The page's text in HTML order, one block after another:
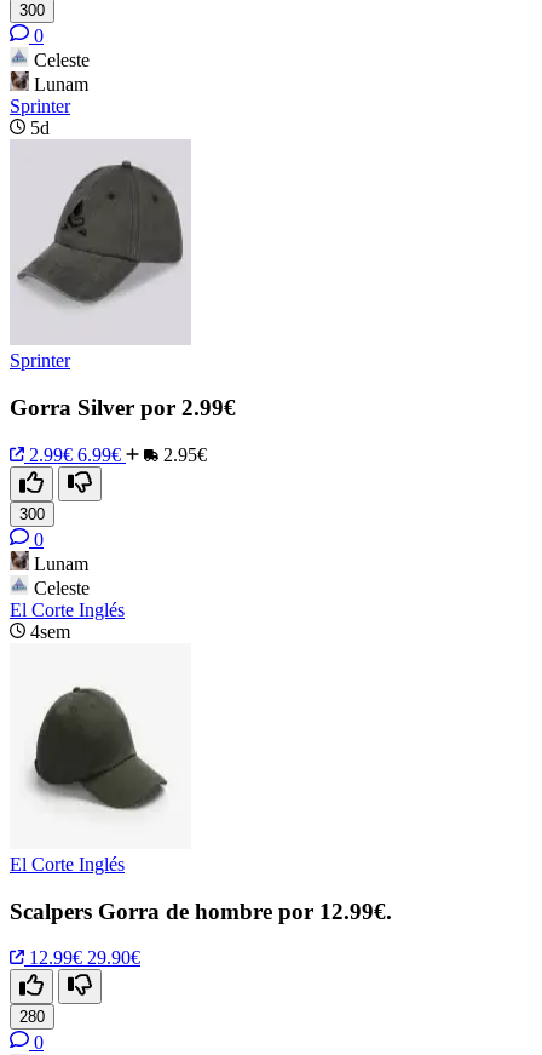
300
0
Celeste
Lunam
Sprinter
5d
Sprinter
Gorra Silver por 2.99€
2.99€ 6.99€ 2.95€
300
0
Lunam
Celeste
El Corte Inglés
4sem
El Corte Inglés
Scalpers Gorra de hombre por 12.99€.
12.99€ 29.90€
280
0